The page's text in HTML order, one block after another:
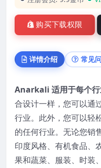
购买下载权限
详情介绍 常见
Anarkali 适用于每个行
合设计一样，您可以通
行业。此外，您可以轻
的任何行业。无论您销
印度风格、有机食品、
果和蔬菜、服装、时装